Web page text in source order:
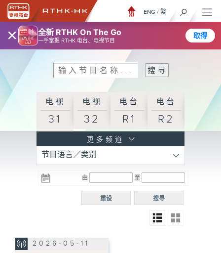
× 全新 RTHK On The Go
一手掌握 RTHK 电台、电视节目
取得
ENG / 繁
电视
31
电视
32
电台
R1
电台
R2
R3
电台 电台
R5
电台
普通
更多频道
节目语言／类别
由 至
搜寻
重设
2026-05-11